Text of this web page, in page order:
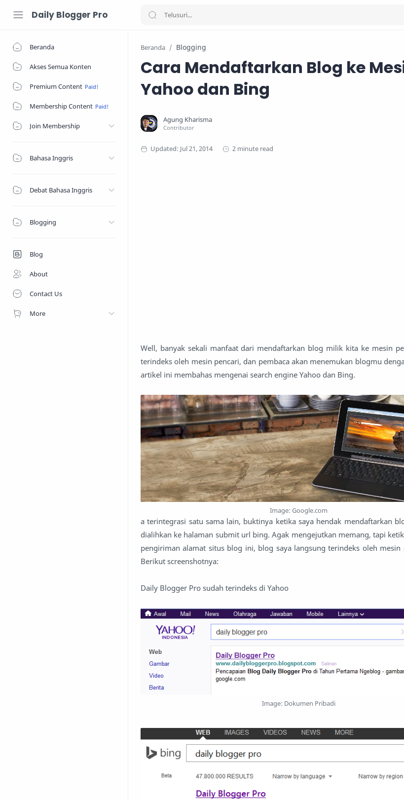
Daily Blogger Pro
Beranda
Akses Semua Konten
Premium Content
Membership Content
Join Membership
Bahasa Inggris
Debat Bahasa Inggris
Blogging
Blog
About
Contact Us
More
Beranda Blogging
Cara Mendaftarkan Blog ke
Yahoo dan Bing
2 minute read
Well, banyak sekali manfaat dari mendaftarkan blog milik kita ke mesin
terindeks oleh mesin pencari, dan pembaca akan menemukan blogmu
artikel ini membahas mengenai search engine Yahoo dan Bing.
Image: Google.com
a terintegrasi satu sama lain, buktinya ketika saya hendak mendaftarkan
dialihkan ke halaman submit url bing. Agak mengejutkan memang, tapi
pengiriman alamat situs blog ini, blog saya langsung terindeks oleh mesin
Berikut screenshotnya:
Daily Blogger Pro sudah terindeks di Yahoo
Image: Dokumen Pribadi